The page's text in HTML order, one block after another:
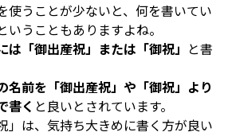
使うことが少ないと、何を書いてい
いうこともありますよね。
は「御出産祝」または「御祝」 と書
名前を「御出産祝」や「御祝」より
書く と良いとされています。
」は、気持ち大きめに書く方が良い